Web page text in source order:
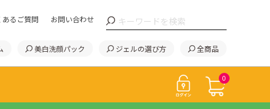
あるご質問 お問い合わせ
美白洗顔パック ジェルの選び方 全商品
0